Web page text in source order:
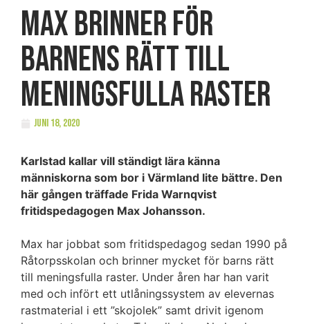
Max brinner för
barnens rätt till
meningsfulla raster
juni 18, 2020
Karlstad kallar vill ständigt lära känna
människorna som bor i Värmland lite bättre. Den
här gången träffade Frida Warnqvist
fritidspedagogen Max Johansson.
Max har jobbat som fritidspedagog sedan 1990 på
Råtorpsskolan och brinner mycket för barns rätt
till meningsfulla raster. Under åren har han varit
med och infört ett utlåningssystem av elevernas
rastmaterial i ett ”skojolek” samt drivit igenom